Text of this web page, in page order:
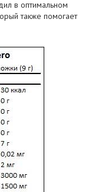
в оптимальном
также помогает